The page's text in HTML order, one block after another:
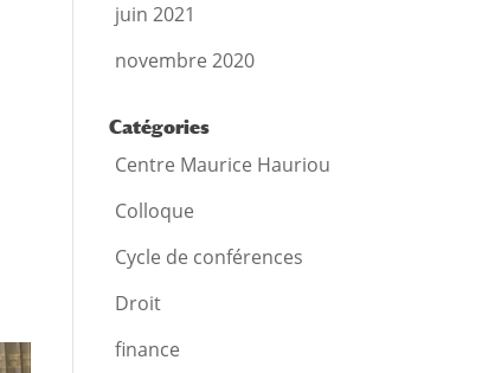
juin 2021
novembre 2020
Catégories
Centre Maurice Hauriou
Colloque
Cycle de conférences
Droit
finance